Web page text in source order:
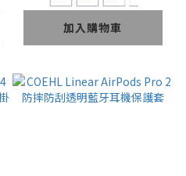
加入購物車